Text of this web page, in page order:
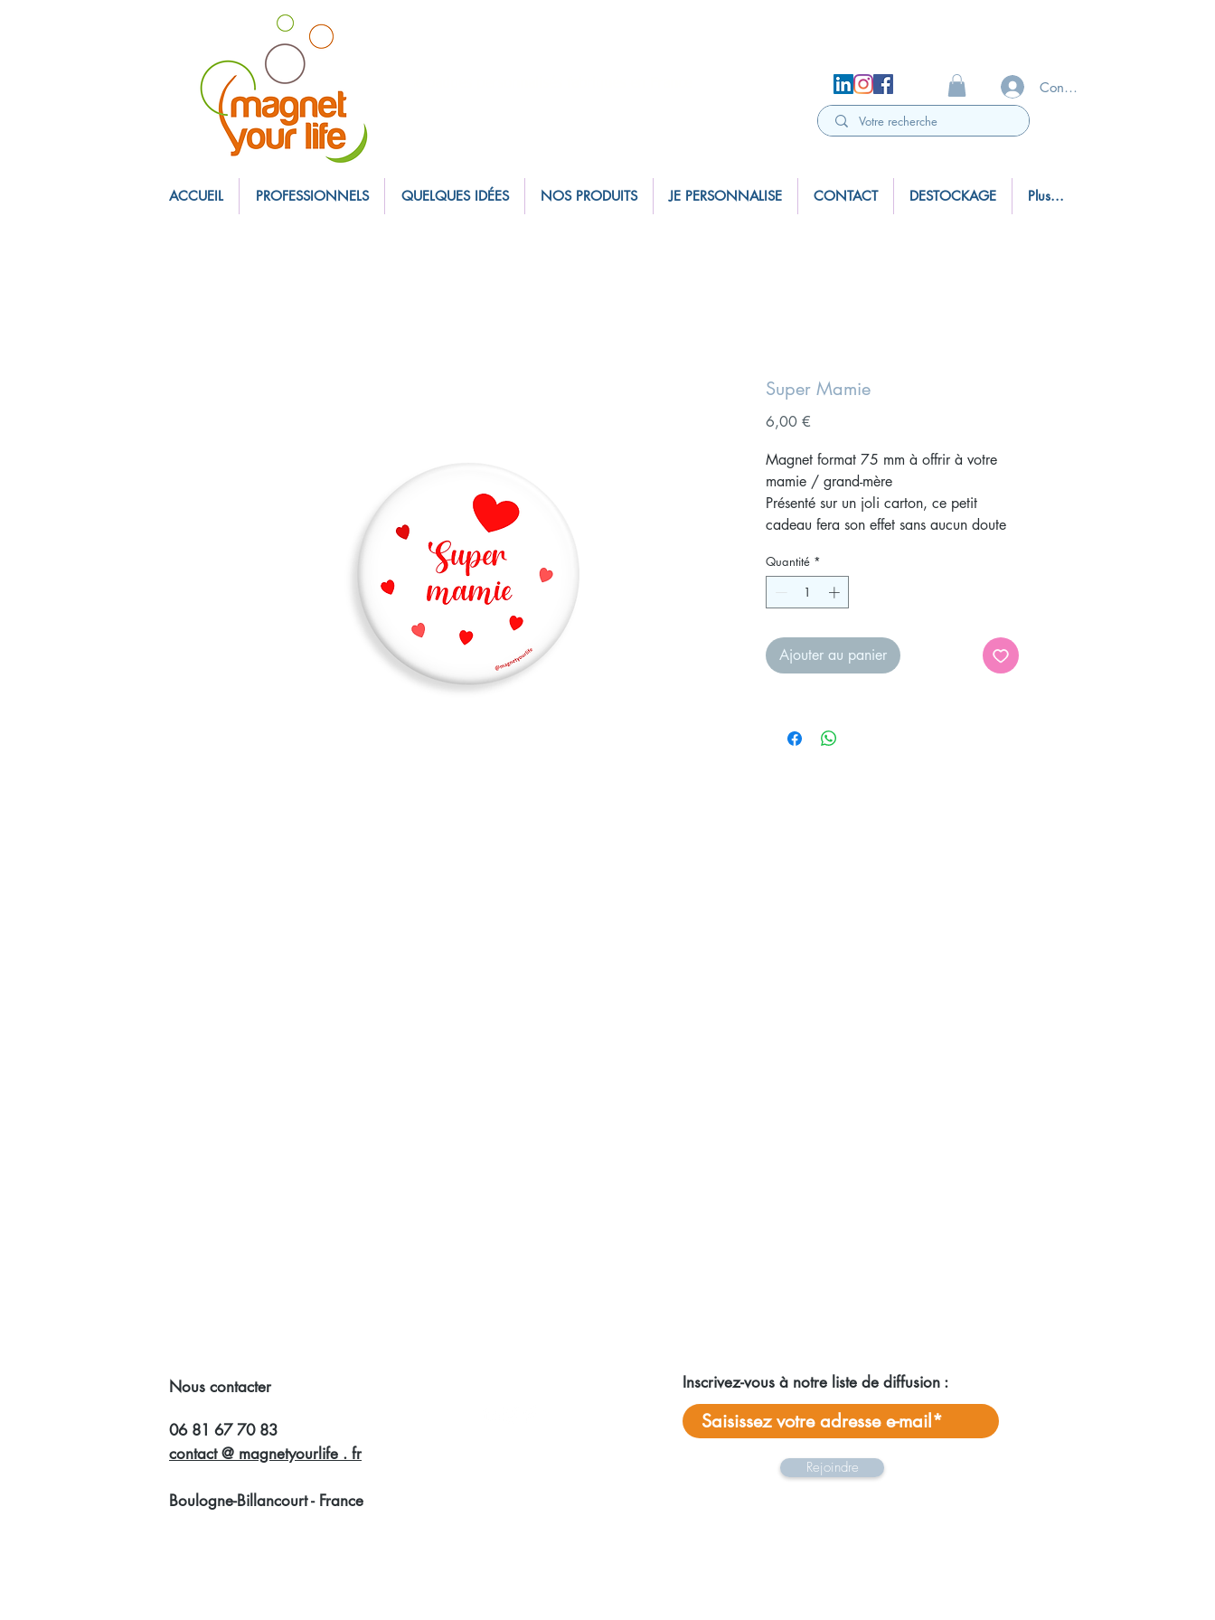
magnet personnalisé badges personnalisés fabriqués en France Connexion
ACCUEIL PROFESSIONNELS QUELQUES IDÉES NOS PRODUITS JE PERSONNALISE CONTACT DESTOCKAGE Plus...
Super Mamie
6,00 €
Magnet format 75 mm à offrir à votre
mamie / grand-mère
Présenté sur un joli carton, ce petit
cadeau fera son effet sans aucun doute
frigidaire ou sur son pêle mêle !
Quantité *
Ajouter au panier
Nous contacter
06 81 67 70 83
contact @ magnetyourlife . fr
Boulogne-Billancourt - France
Inscrivez-vous à notre liste de diffusion :
Rejoindre